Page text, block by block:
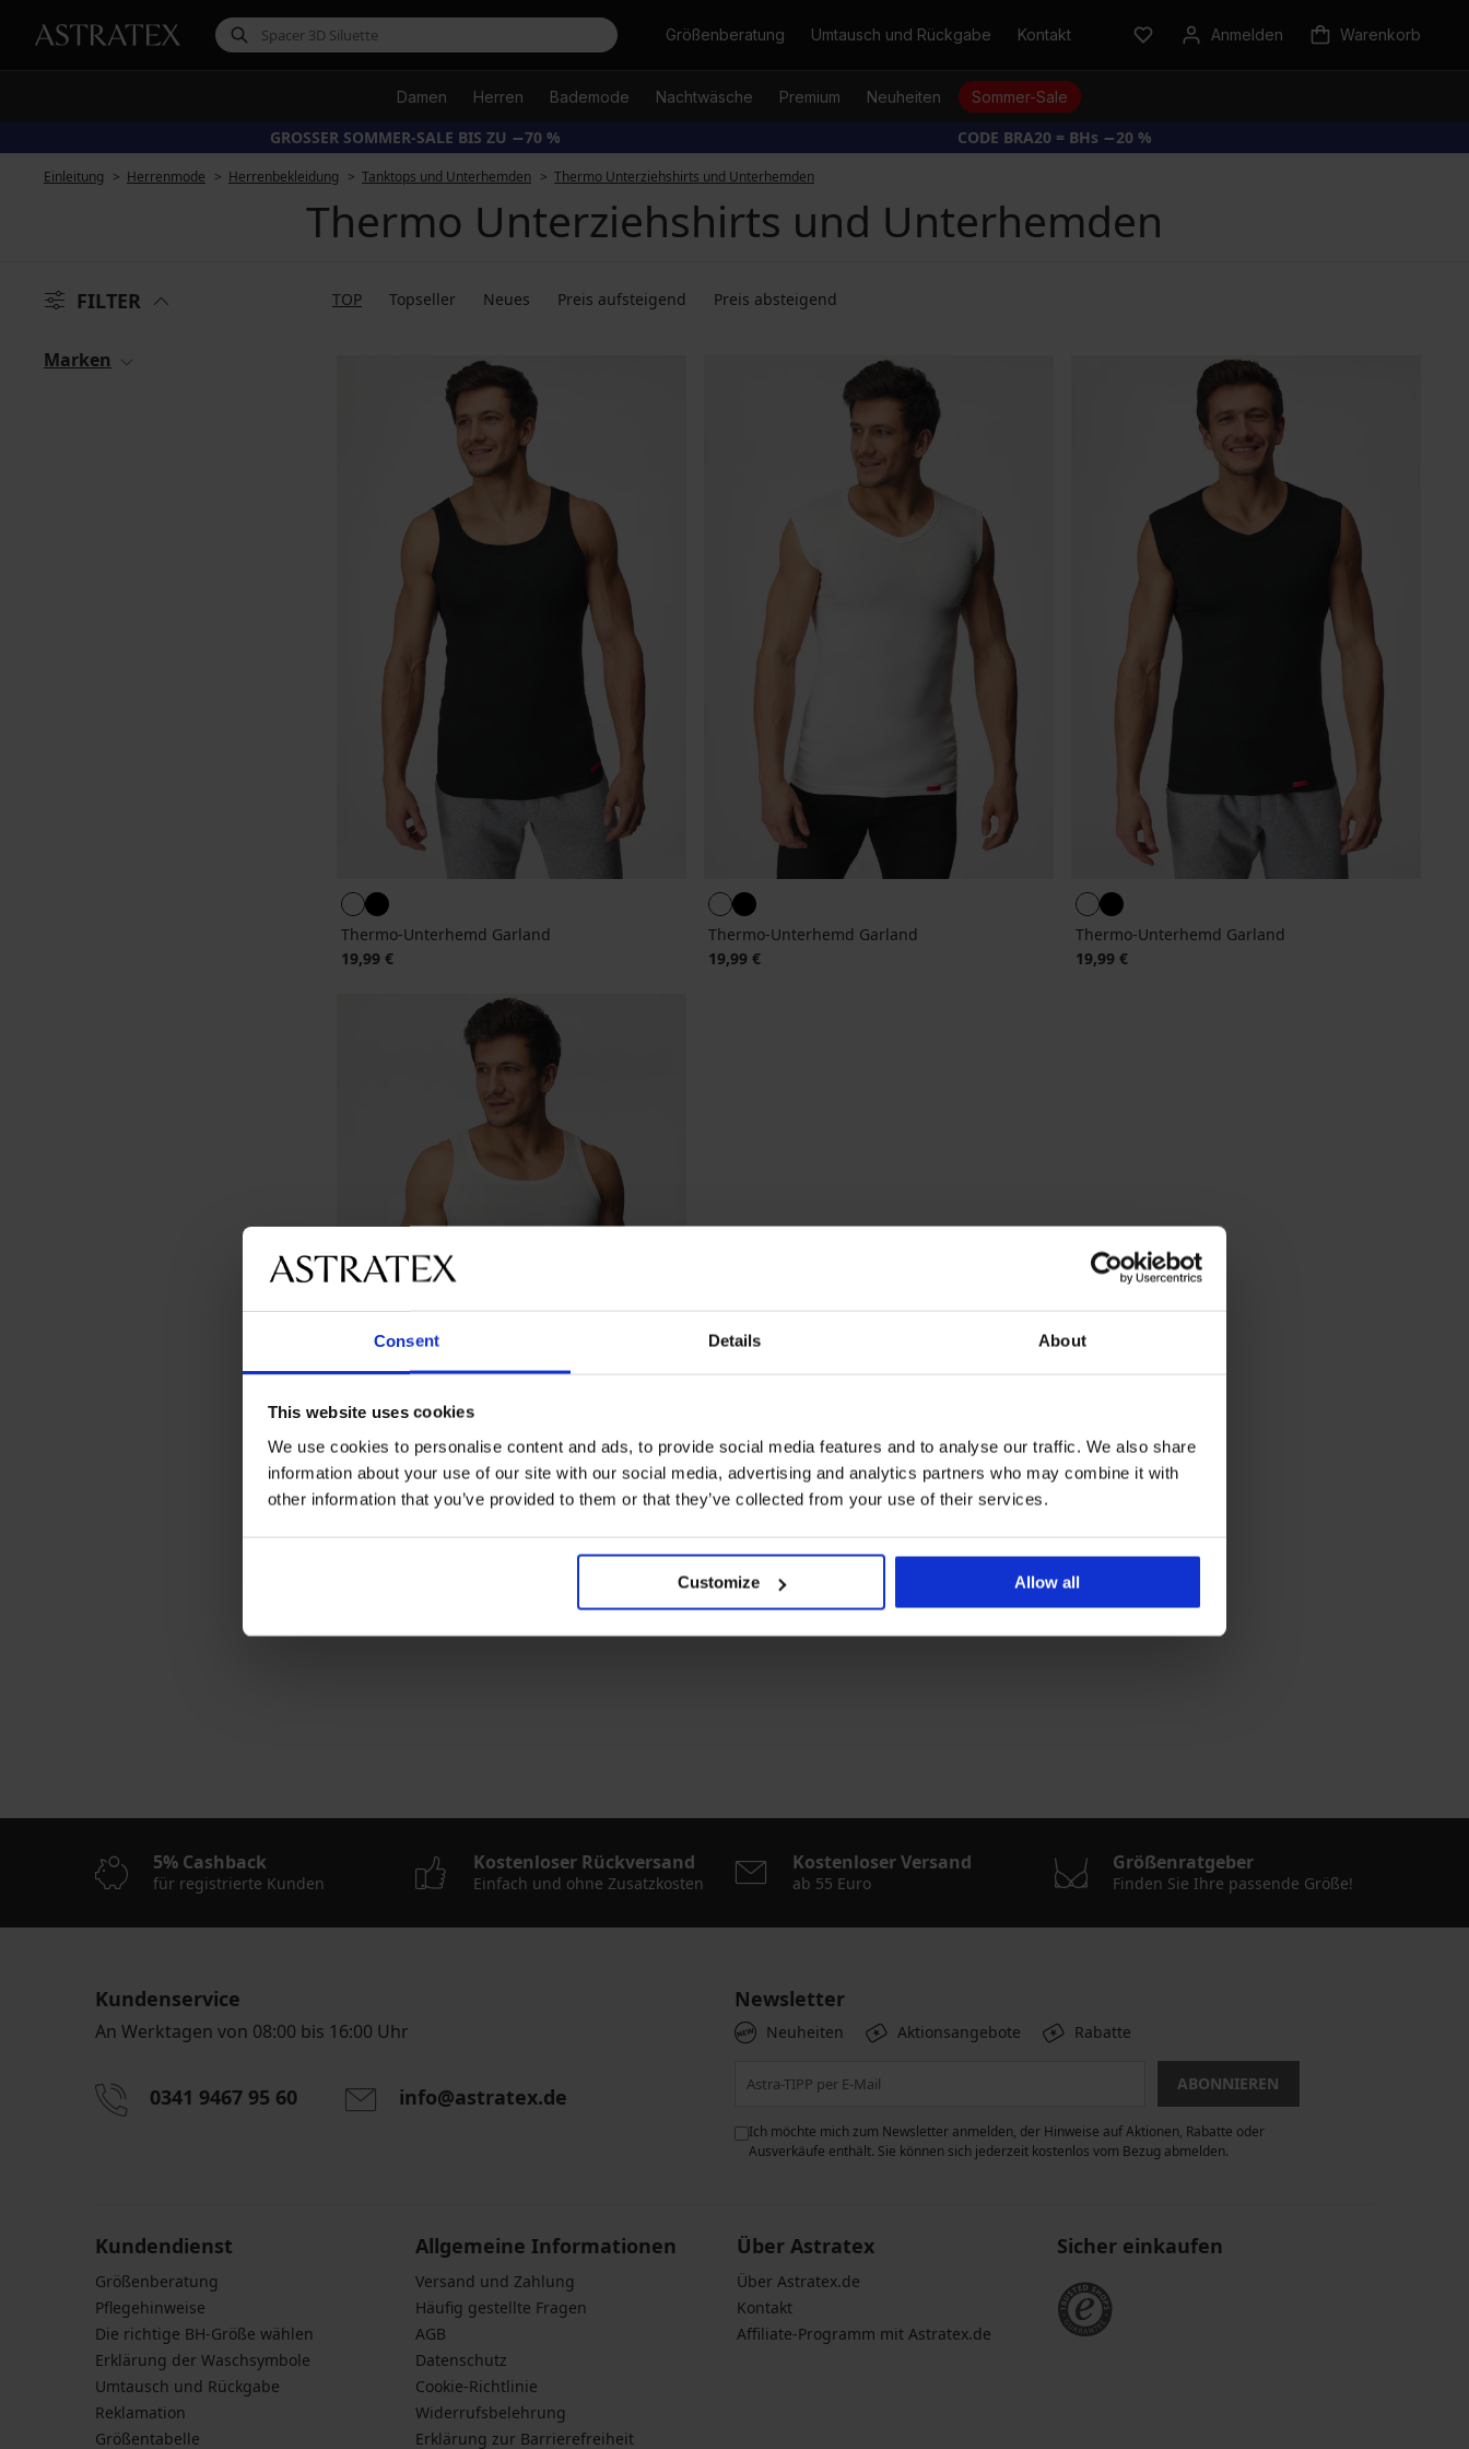
Consent Details About
This website uses cookies
We use cookies to personalise content and ads, to provide social media features and to analyse our traffic. We also share
information about your use of our site with our social media, advertising and analytics partners who may combine it with
other information that you’ve provided to them or that they’ve collected from your use of their services.
Customize Allow all
SucheGrößenberatung Umtausch und Rückgabe Kontakt Anmelden Warenkorb
Damen Herren Bademode Nachtwäsche Premium Neuheiten Sommer-Sale
GROSSER SOMMER-SALE BIS ZU −70 % CODE BRA20 = BHs −20 %
Einleitung Herrenmode Herrenbekleidung Tanktops und Unterhemden Thermo Unterziehshirts und Unterhemden
Thermo Unterziehshirts und Unterhemden
FILTER TOP Topseller Neues Preis aufsteigend Preis absteigend
Marken
Thermo-Unterhemd Garland
19,99 €
Thermo-Unterhemd Garland
19,99 €
Thermo-Unterhemd Garland
19,99 €
5% Cashback
für registrierte Kunden
Kostenloser Rückversand
Einfach und ohne Zusatzkosten
Kostenloser Versand
ab 55 Euro
Größenratgeber
Finden Sie Ihre passende Größe!
Kundenservice
An Werktagen von 08:00 bis 16:00 Uhr
0341 9467 95 60 info@astratex.de
Newsletter
Neuheiten Aktionsangebote Rabatte
ABONNIEREN
Ich möchte mich zum Newsletter anmelden, der Hinweise auf Aktionen, Rabatte oder
Ausverkäufe enthält. Sie können sich jederzeit kostenlos vom Bezug abmelden.
Kundendienst
Größenberatung
Pflegehinweise
Die richtige BH-Größe wählen
Erklärung der Waschsymbole
Umtausch und Rückgabe
Reklamation
Größentabelle
Allgemeine Informationen
Versand und Zahlung
Häufig gestellte Fragen
AGB
Datenschutz
Cookie-Richtlinie
Widerrufsbelehrung
Erklärung zur Barrierefreiheit
Über Astratex
Über Astratex.de
Kontakt
Affiliate-Programm mit Astratex.de
Sicher einkaufen